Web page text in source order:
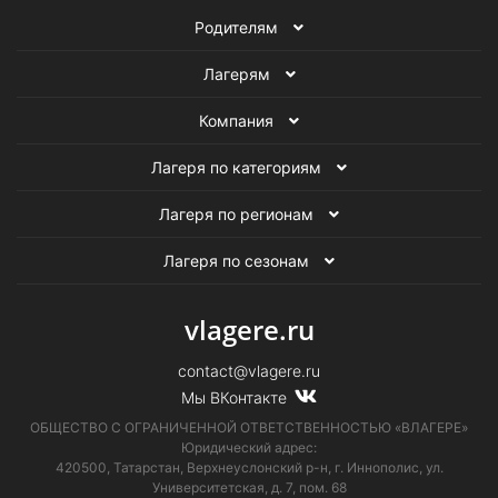
Родителям
Лагерям
Компания
Лагеря по категориям
Лагеря по регионам
Лагеря по сезонам
vlagere.ru
contact@vlagere.ru
Мы ВКонтакте
ОБЩЕСТВО С ОГРАНИЧЕННОЙ ОТВЕТСТВЕННОСТЬЮ «ВЛАГЕРЕ»
Юридический адрес:
420500, Татарстан, Верхнеуслонский р-н, г. Иннополис, ул.
Университетская, д. 7, пом. 68